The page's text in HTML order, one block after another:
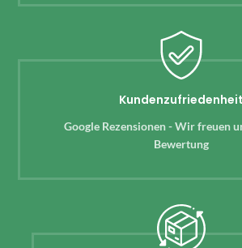
Kundenzufriedenheit
Google Rezensionen - Wir freuen
Bewertung